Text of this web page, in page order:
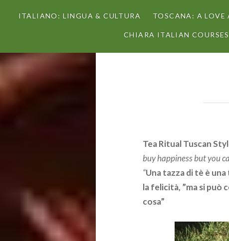
ITALIANO: LINGUA & CULTURA TOSCANA: A LOVE
CHIARA ITALIAN
Tea Ritual Tuscan
buy happiness but you
“Una tazza di tè è
la felicità, ”ma si può
cosa”